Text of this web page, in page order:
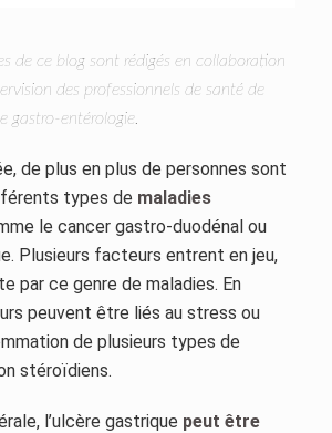
de ce blog sont rédigés en collaboration
des professionnels de santé de
gastro-entérologie.
de plus en plus de personnes sont
types de maladies
le cancer gastro-duodénal ou
Plusieurs facteurs entrent en jeu,
par ce genre de maladies. En
peuvent être liés au stress ou
de plusieurs types de
stéroïdiens.
l’ulcère gastrique peut être